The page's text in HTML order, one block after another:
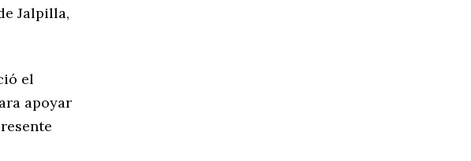
Jalpilla,
el
apoyar